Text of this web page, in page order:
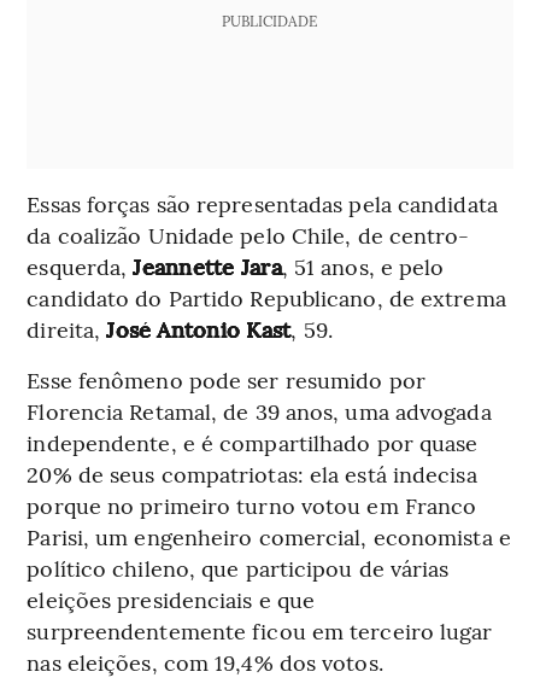
PUBLICIDADE
Essas forças são representadas pela candidata
da coalizão Unidade pelo Chile, de centro-
esquerda,Jeannette Jara, 51 anos, e pelo
candidato do Partido Republicano, de extrema
direita,José Antonio Kast, 59.
Esse fenômeno pode ser resumido por
Florencia Retamal, de 39 anos, uma advogada
independente, e é compartilhado por quase
20% de seus compatriotas: ela está indecisa
porque no primeiro turno votou em Franco
Parisi, um engenheiro comercial, economista e
político chileno, que participou de várias
eleições presidenciais e que
surpreendentemente ficou em terceiro lugar
nas eleições, com 19,4% dos votos.